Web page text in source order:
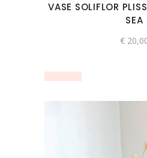
VASE SOLIFLOR
SEA
€